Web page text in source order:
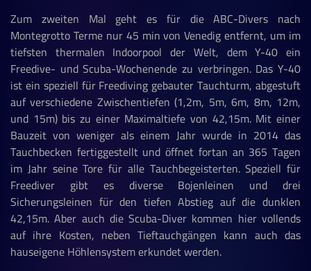
Zum zweiten Mal geht es für die ABC-Divers nach
Montegrotto Terme nur 45 min von Venedig entfernt, um im
tiefsten thermalen Indoorpool der Welt, dem Y-40 ein
Freedive- und Scuba-Wochenende zu verbringen. Das Y-40
ist ein speziell für Freediving gebauter Tauchturm, abgestuft
auf verschiedene Zwischentiefen (1,2m, 5m, 6m, 8m, 12m,
und 15m) bis zu einer Maximaltiefe von 42,15m. Mit einer
Bauzeit von weniger als einem Jahr wurde in 2014 das
Tauchbecken fertiggestellt und öffnet fortan an 365 Tagen
im Jahr seine Tore für alle Tauchbegeisterten. Speziell für
Freediver gibt es diverse Bojenleinen und drei
Sicherungsleinen für den tiefen Abstieg auf die dunklen
42,15m.Aber auch die Scuba-Diver kommen hier vollends
auf ihre Kosten, neben Tieftauchgängen kann auch das
hauseigene Höhlensystem erkundet werden.